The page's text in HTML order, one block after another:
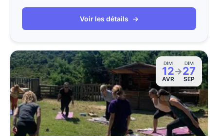
Voir les détails →
DIM
12
AVR
→
DIM
27
SEP